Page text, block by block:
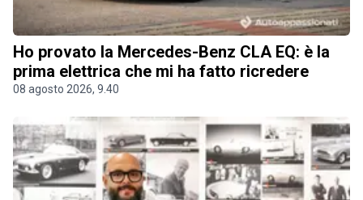
Ho provato la Mercedes-Benz CLA EQ: è la
prima elettrica che mi ha fatto ricredere
08 agosto 2026, 9.40